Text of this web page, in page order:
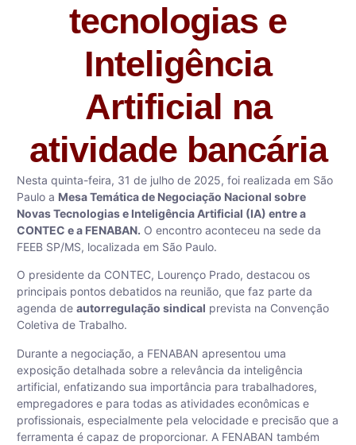
tecnologias e
Inteligência
Artificial na
atividade bancária
Nesta quinta-feira, 31 de julho de 2025, foi realizada em São
Paulo a Mesa Temática de Negociação Nacional sobre
Novas Tecnologias e Inteligência Artificial (IA) entre a
CONTEC e a FENABAN. O encontro aconteceu na sede da
FEEB SP/MS, localizada em São Paulo.
O presidente da CONTEC, Lourenço Prado, destacou os
principais pontos debatidos na reunião, que faz parte da
agenda de autorregulação sindical prevista na Convenção
Coletiva de Trabalho.
Durante a negociação, a FENABAN apresentou uma
exposição detalhada sobre a relevância da inteligência
artificial, enfatizando sua importância para trabalhadores,
empregadores e para todas as atividades econômicas e
profissionais, especialmente pela velocidade e precisão que a
ferramenta é capaz de proporcionar. A FENABAN também